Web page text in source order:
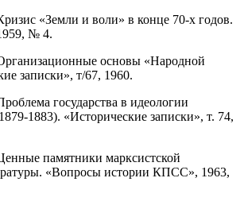
«Земли и воли» в конце 70-х годов.
№ 4.
основы «Народной
записки», т/67, 1960.
государства в идеологии
1883). «Исторические записки», т. 74,
памятники марксистской
«Вопросы истории КПСС», 1963,